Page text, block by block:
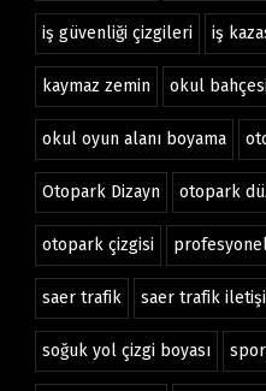
iş güvenliği çizgileri iş
kaymaz zemin okul
okul oyun alanı boyama
Otopark Dizayn otopark
otopark çizgisi
saer trafik saer trafik
soğuk yol çizgi boyası